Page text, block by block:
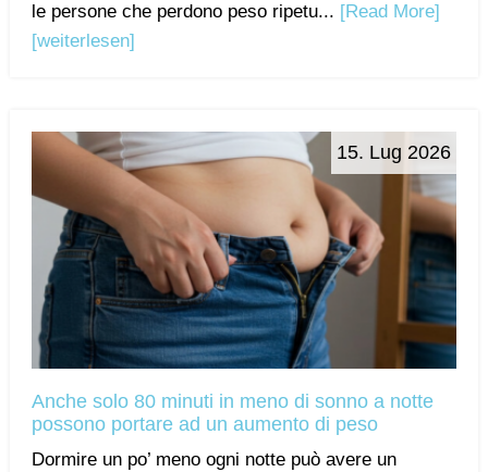
le persone che perdono peso ripetu... [Read More]
[weiterlesen]
15. Lug 2026
Anche solo 80 minuti in meno di sonno a notte
possono portare ad un aumento di peso
Dormire un po’ meno ogni notte può avere un